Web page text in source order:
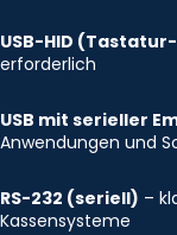
USB-HID
erforderlich
USB mit serieller
Anwendungen und
RS-232 (seriell) –
Kassensysteme